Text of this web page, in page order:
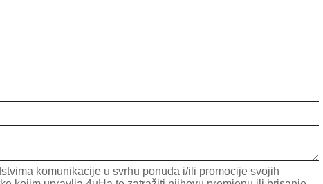
komunikacije u svrhu ponuda i/ili promocije svojih